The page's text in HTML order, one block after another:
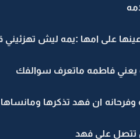
على امها :يمه ليش تهزئيني
يعني فاطمه ماتعرف سوالفك
ان فهد تذكرها ومانساها
تتصل على فهد